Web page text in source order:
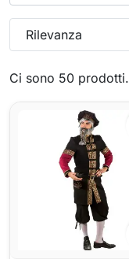
Ci sono 50 prodotti.
Rilevanza